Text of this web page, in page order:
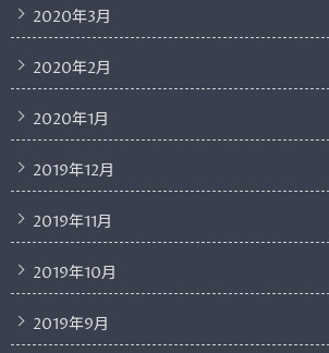
2020年3月
2020年2月
2020年1月
2019年12月
2019年11月
2019年10月
2019年9月